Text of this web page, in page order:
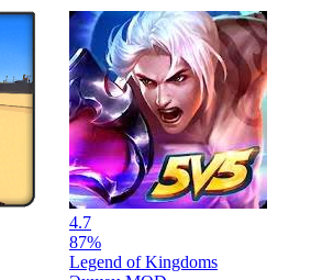
4.7
87%
Legend of Kingdoms